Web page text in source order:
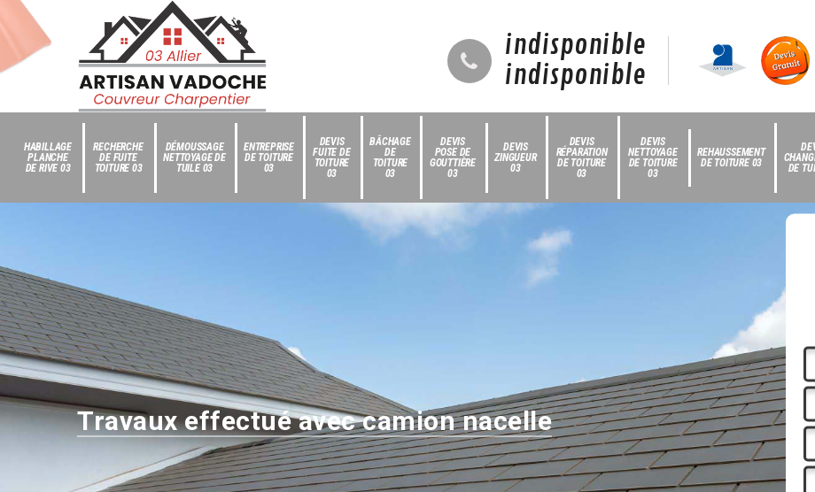
indisponible
indisponible
HABILLAGE
PLANCHE
DE RIVE 03
RECHERCHE
DE FUITE
TOITURE 03
DÉMOUSSAGE
NETTOYAGE DE
TUILE 03
ENTREPRISE
DE TOITURE
03
DEVIS
FUITE DE
TOITURE
03
BÂCHAGE
DE
TOITURE
03
DEVIS
POSE DE
GOUTTIÈRE
03
DEVIS
ZINGUEUR
03
DEVIS
RÉPARATION
DE TOITURE
03
DEVIS
NETTOYAGE
DE TOITURE
03
REHAUSSEMENT
DE TOITURE 03
DE
Travaux effectué avec camion nacelle